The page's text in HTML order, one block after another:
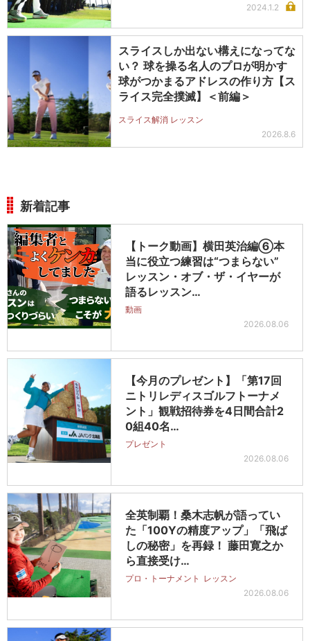
2024.1.2
スライスしか出ない構えになってな
い？ 球を操る名人のプロが明かす
球がつかまるアドレスの作り方【ス
ライス完全撲滅】＜前編＞
スライス解消 レッスン
2026.8.6
新着記事
【トーク動画】横田英治編⑥本
当に役立つ練習は“つまらない”
レッスン・オブ・ザ・イヤーが
語るレッスン…
動画
2026.08.06
【今月のプレゼント】「第17回
ニトリレディスゴルフトーナメ
ント」観戦招待券を4日間合計2
0組40名…
プレゼント
2026.08.06
全英制覇！桑木志帆が語ってい
た「100Yの精度アップ」「飛ば
しの秘密」を再録！ 藤田寛之か
ら直接受け…
プロ・トーナメント レッスン
2026.08.06